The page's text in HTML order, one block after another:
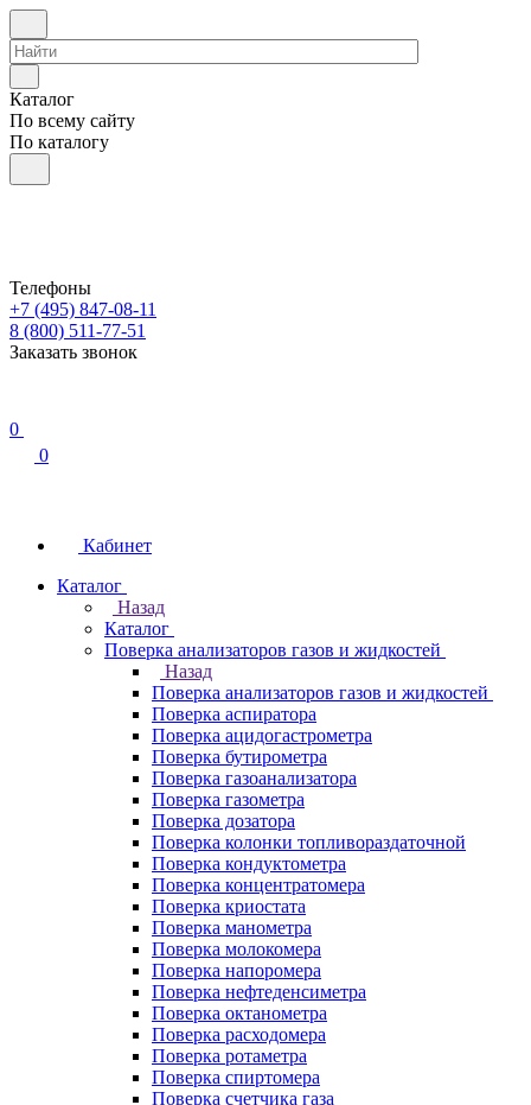
Каталог
По всему сайту
По каталогу
Телефоны
+7 (495) 847-08-11
8 (800) 511-77-51
Заказать звонок
0
0
Кабинет
Каталог
Назад
Каталог
Поверка анализаторов газов и жидкостей
Назад
Поверка анализаторов газов и жидкостей
Поверка аспиратора
Поверка ацидогастрометра
Поверка бутирометра
Поверка газоанализатора
Поверка газометра
Поверка дозатора
Поверка колонки топливораздаточной
Поверка кондуктометра
Поверка концентратомера
Поверка криостата
Поверка манометра
Поверка молокомера
Поверка напоромера
Поверка нефтеденсиметра
Поверка октанометра
Поверка расходомера
Поверка ротаметра
Поверка спиртомера
Поверка счетчика газа